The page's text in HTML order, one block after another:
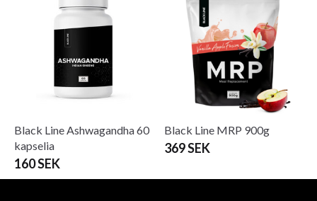
Black Line Ashwagandha 60
kapselia
160 SEK
Black Line MRP 900g
369 SEK